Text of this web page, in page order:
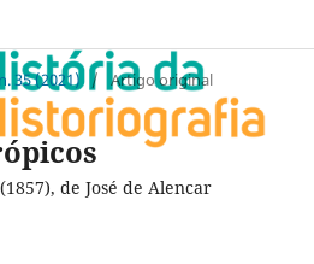
35 (2021) / Artigo original
de José de Alencar